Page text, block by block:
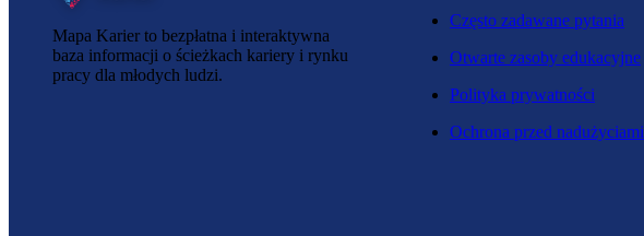
Mapa Karier to bezpłatna i interaktywna
baza informacji o ścieżkach kariery i rynku
pracy dla młodych ludzi.
Często zadawane pytania
Otwarte zasoby edukacyjne
Polityka prywatności
Ochrona przed nadużyciami